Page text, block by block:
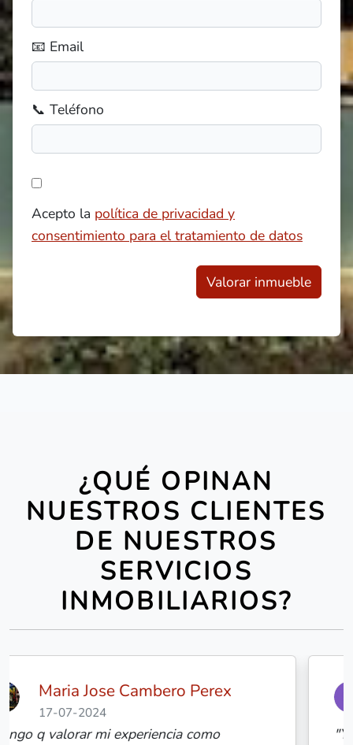
📧 Email
📞 Teléfono
Acepto la política de privacidad y
consentimiento para el tratamiento de datos
Valorar inmueble
¿QUÉ OPINAN
NUESTROS CLIENTES
DE NUESTROS
SERVICIOS
INMOBILIARIOS?
giulia zen
"Yo no suelo compartir reseñas pero el